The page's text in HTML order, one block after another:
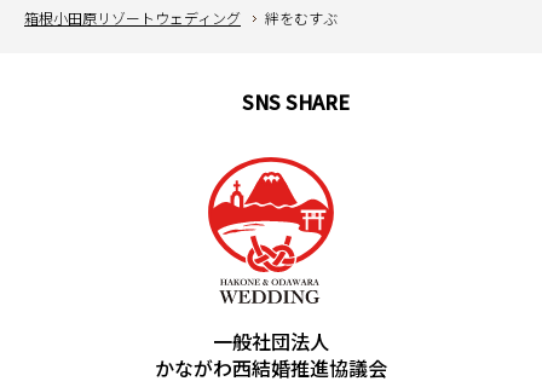
箱根小田原リゾートウェディング 絆をむすぶ
中文繁体
português
SNS SHARE
一般社団法人
かながわ西結婚推進協議会